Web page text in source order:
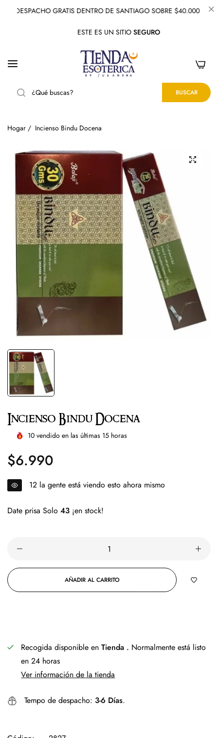
DESPACHO GRATIS DENTRO DE SANTIAGO SOBRE $40.000
ESTE ES UN SITIO SEGURO
BUSCAR
Hogar / Incienso Bindu Docena
Incienso Bindu Docena
10 vendido en las últimas 15 horas
Precio
regular
$6.990
12 la gente está viendo esto ahora mismo
Date prisa Solo 43 ¡en stock!
AÑADIR AL CARRITO
Recogida disponible enTienda . Normalmente está listo
en 24 horas
Ver información de la tienda
Tempo de despacho: 3-6 Días.